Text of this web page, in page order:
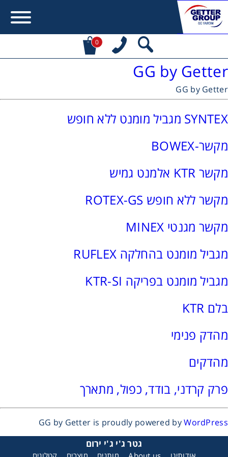
0
GG by Getter
GG by Getter
SYNTEX מגביל מומנט ללא חופש
מקשר-BOWEX
מקשר KTR אלמנט גמיש
מקשר ללא חופש ROTEX-GS
מקשר מגנטי MINEX
מגביל מומנט בהחלקה RUFLEX
מגביל מומנט בפריקה KTR-SI
בלם KTR
מהדק פנימי
מהדקים
פרק קרדני, בודד, כפול, מתארך
GG by Getter is proudly powered byWordPress
גטר ג'י ג'י ירום
Contact form not found.
רצועות וי, רצועות תזמון וגלגלים
שינוע ליניארי
עיבוד שבבי/רכיבי אוטומציה, תבניות ושטנצים
פיקוד ובקרה
רשתות ואביזרי מסוע